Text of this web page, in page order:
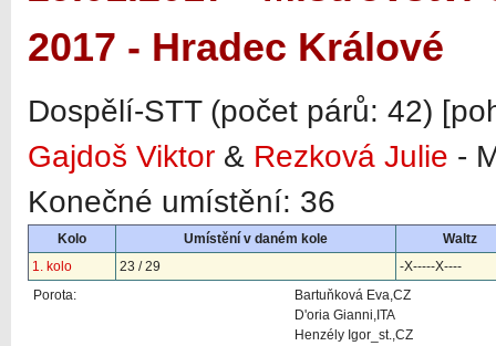
2017 - Hradec Králové
Dospělí-STT (počet párů: 42)
Gajdoš Viktor & Rezková Julie -
Konečné umístění: 36
Kolo Umístění v daném kole
Waltz
1. kolo
23 / 29
-X-----X----
Porota:
Bartuňková Eva,CZ
D'oria Gianni,ITA
Henzély Igor_st.,CZ